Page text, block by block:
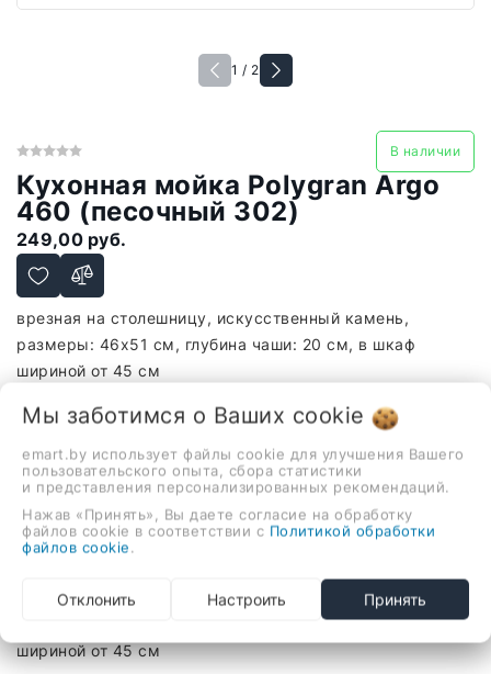
1 / 2
В наличии
Кухонная мойка Polygran Argo
460 (песочный 302)
249,00 руб.
врезная на столешницу, искусственный камень,
размеры: 46x51 см, глубина чаши: 20 см, в шкаф
шириной от 45 см
- +
В корзину
врезная на столешницу, искусственный камень,
размеры: 46x51 см, глубина чаши: 20 см, в шкаф
шириной от 45 см
Мы заботимся о Ваших cookie
emart.by использует файлы cookie для улучшения Вашего
пользовательского опыта, сбора статистики
и представления персонализированных рекомендаций.
Нажав «Принять», Вы даете согласие на обработку
файлов cookie в соответствии с Политикой обработки
файлов cookie
Отклонить Настроить Принять